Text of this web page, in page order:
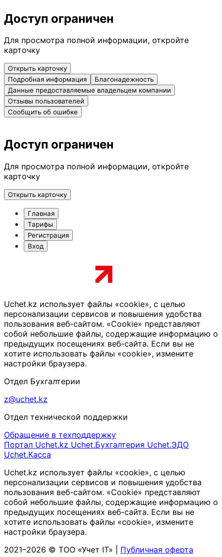
Доступ ограничен
Для просмотра полной информации, откройте
карточку
Открыть карточку
Подробная информация
Благонадежность
Данные предоставляемые владельцем компании
Отзывы пользователей
Сообщить об ошибке
Доступ ограничен
Для просмотра полной информации, откройте
карточку
Открыть карточку
Главная
Тарифы
Регистрация
Вход
Uchet.kz использует файлы «cookie», с целью
персонализации сервисов и повышения удобства
пользования веб-сайтом. «Cookie» представляют
собой небольшие файлы, содержащие информацию о
предыдущих посещениях веб-сайта. Если вы не
хотите использовать файлы «cookie», измените
настройки браузера.
Отдел Бухгалтерии
z@uchet.kz
Отдел технической поддержки
Обращение в техподдержку
Портал Uchet.kz Uchet.Бухгалтерия Uchet.ЭДО
Uchet.Касса
Uchet.kz использует файлы «cookie», с целью
персонализации сервисов и повышения удобства
пользования веб-сайтом. «Cookie» представляют
собой небольшие файлы, содержащие информацию о
предыдущих посещениях веб-сайта. Если вы не
хотите использовать файлы «cookie», измените
настройки браузера.
2021–2026 © ТОО «Учет IT» | Публичная оферта